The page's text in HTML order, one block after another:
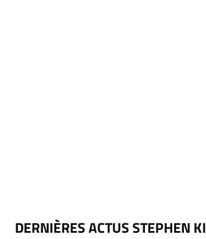
DERNIÈRES ACTUS STEPHEN